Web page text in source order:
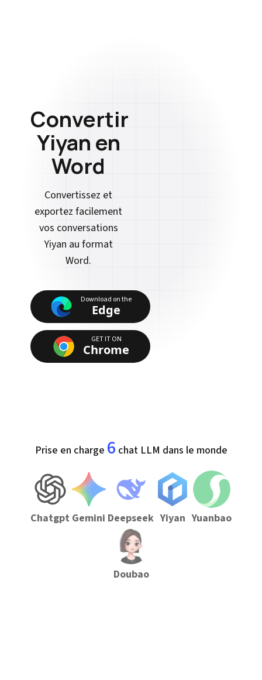
Convertir
Yiyan en
Word
Convertissez et
exportez facilement
vos conversations
Yiyan au format
Word.
Download on the
Edge
GET IT ON
Chrome
Prise en charge 6 chat LLM dans le monde
Chatgpt Gemini Deepseek Yiyan Yuanbao
Doubao